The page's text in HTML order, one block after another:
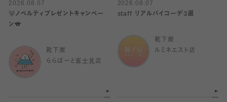
2026.08.07
🐻ノベルティプレゼントキャンペー
ン🐨
靴下屋
ららぽーと富士見店
2026.08.07
staff リアルバイコーデ3選
靴下屋
ルミネエスト店